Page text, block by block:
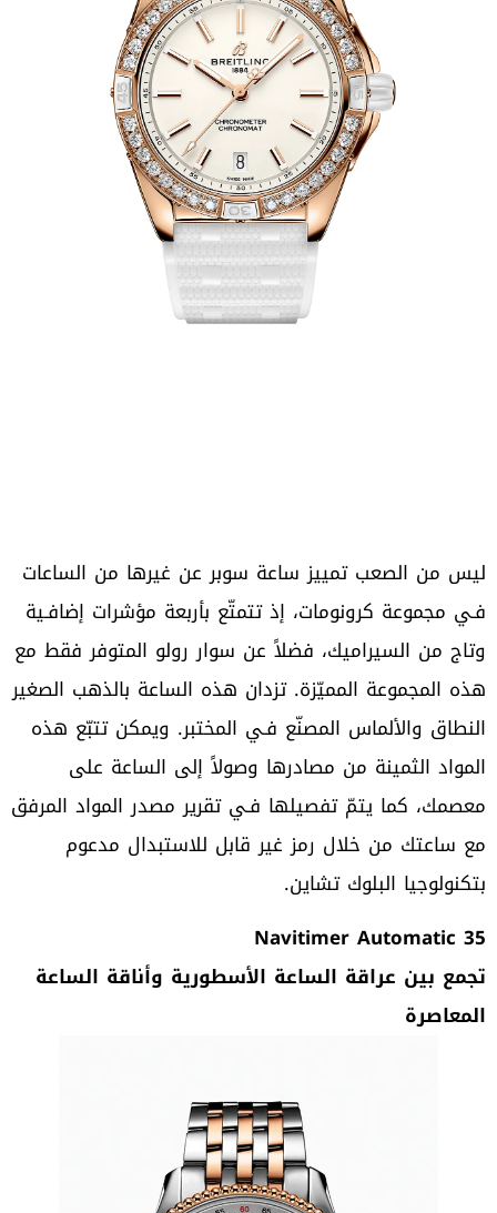
ليس من الصعب تمييز ساعة سوبر عن غيرها من الساعات
فـي مجموعة كرونومات، إذ تتمتّع بأربعة مؤشرات إضافـية
وتاج من السيراميك، فضلاً عن سوار رولو المتوفر فقط مع
هذه المجموعة المميّزة. تزدان هذه الساعة بالذهب الصغير
النطاق والألماس المصنّع فـي المختبر. ويمكن تتبّع هذه
المواد الثمينة من مصادرها وصولاً إلى الساعة على
معصمك، كما يتمّ تفصيلها فـي تقرير مصدر المواد المرفق
مع ساعتك من خلال رمز غير قابل للاستبدال مدعوم
بتكنولوجيا البلوك تشاين.
Navitimer Automatic 35
تجمع بين عراقة الساعة الأسطورية وأناقة الساعة
المعاصرة